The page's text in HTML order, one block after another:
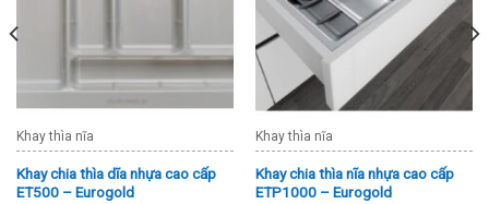
Khay thìa nĩa
Khay chia thìa dĩa nhựa cao cấp
ET500 – Eurogold
Khay thìa nĩa
Khay chia thìa nĩa nhựa cao cấp
ETP1000 – Eurogold